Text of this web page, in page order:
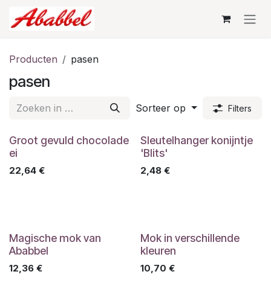
Overslaan naar inhoud
Producten pasen
pasen
Sorteer op Filters
Groot gevuld chocolade
ei
22,64 €
Sleutelhanger konijntje
'Blits'
2,48€
Magische mok van
Ababbel
12,36 €
Mok in verschillende
kleuren
10,70 €